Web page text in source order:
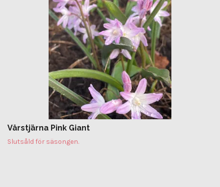
Vårstjärna Pink Giant
Slutsåld för säsongen.